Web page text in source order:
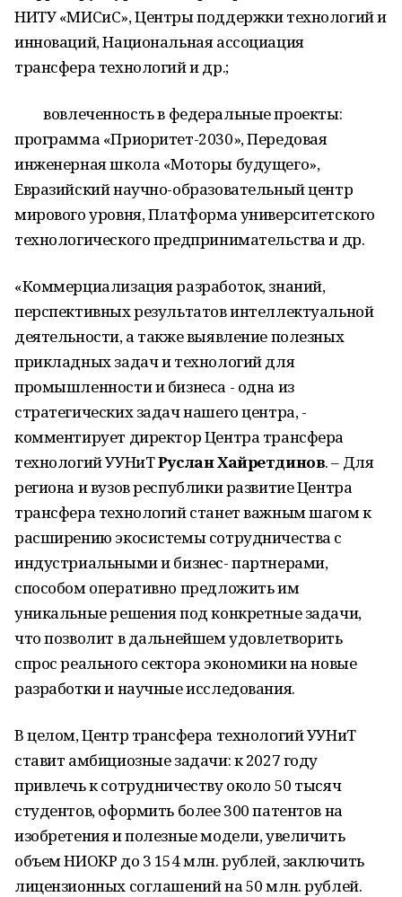
НИТУ «МИСиС», Центры поддержки технологий и
инноваций, Национальная ассоциация
трансфера технологий и др.;
вовлеченность в федеральные проекты:
программа «Приоритет-2030», Передовая
инженерная школа «Моторы будущего»,
Евразийский научно-образовательный центр
мирового уровня, Платформа университетского
технологического предпринимательства и др.
«Коммерциализация разработок, знаний,
перспективных результатов интеллектуальной
деятельности, а также выявление полезных
прикладных задач и технологий для
промышленности и бизнеса - одна из
стратегических задач нашего центра, -
комментирует директор Центра трансфера
технологий УУНиТРуслан Хайретдинов. – Для
региона и вузов республики развитие Центра
трансфера технологий станет важным шагом к
расширению экосистемы сотрудничества с
индустриальными и бизнес- партнерами,
способом оперативно предложить им
уникальные решения под конкретные задачи,
что позволит в дальнейшем удовлетворить
спрос реального сектора экономики на новые
разработки и научные исследования.
В целом, Центр трансфера технологий УУНиТ
ставит амбициозные задачи: к 2027 году
привлечь к сотрудничеству около 50 тысяч
студентов, оформить более 300 патентов на
изобретения и полезные модели, увеличить
объем НИОКР до 3 154 млн. рублей, заключить
лицензионных соглашений на 50 млн. рублей.